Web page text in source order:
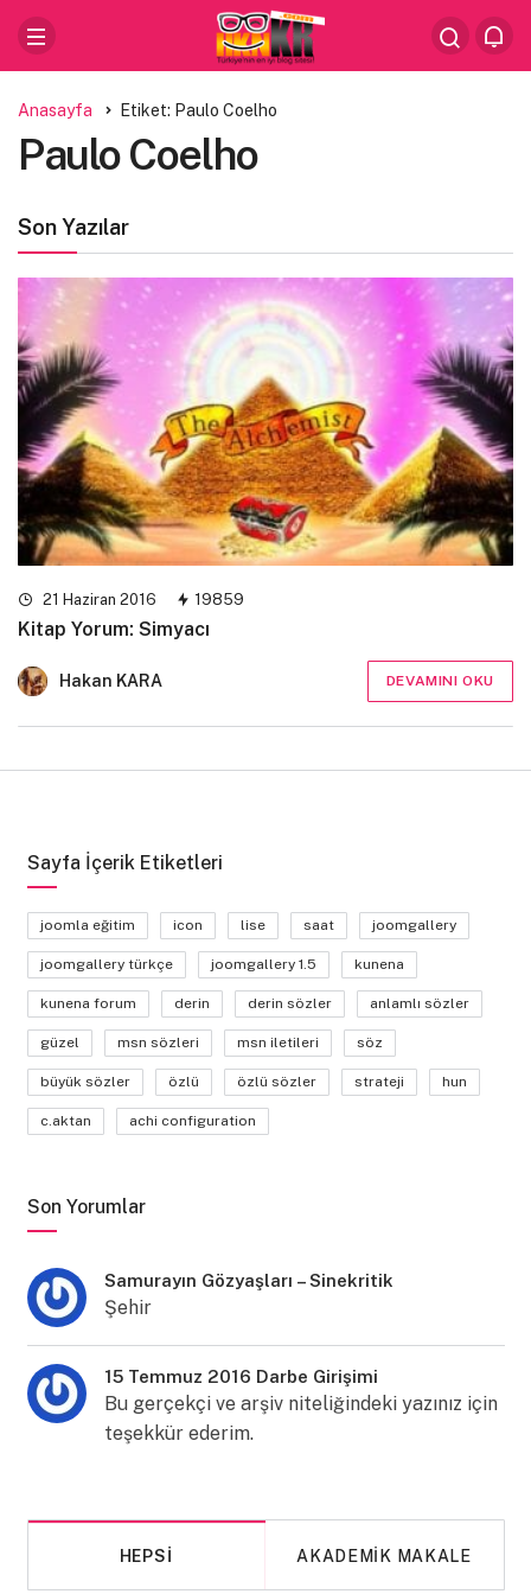
Anasayfa Etiket: Paulo Coelho
Paulo Coelho
Son Yazılar
21 Haziran 2016 19859
Kitap Yorum: Simyacı
Hakan KARA DEVAMINI OKU
Sayfa İçerik Etiketleri
joomla eğitim icon lise saat joomgallery
joomgallery türkçe joomgallery 1.5 kunena
kunena forum derin derin sözler anlamlı sözler
güzel msn sözleri msn iletileri söz
büyük sözler özlü özlü sözler strateji hun
c.aktan achi configuration
Son Yorumlar
Samurayın Gözyaşları – Sinekritik
Şehir
15 Temmuz 2016 Darbe Girişimi
Bu gerçekçi ve arşiv niteliğindeki yazınız için
teşekkür ederim.
HEPSI AKADEMIK MAKALE